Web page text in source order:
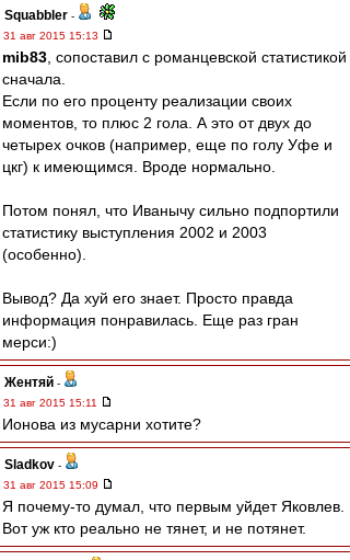
Squabbler -
31 авг 2015 15:13
mib83 , сопоставил с романцевской статистикой
сначала.
Если по его проценту реализации своих
моментов, то плюс 2 гола. А это от двух до
четырех очков (например, еще по голу Уфе и
цкг) к имеющимся. Вроде нормально.
Потом понял, что Иванычу сильно подпортили
статистику выступления 2002 и 2003
(особенно).
Вывод? Да хуй его знает. Просто правда
информация понравилась. Еще раз гран
мерси:)
Жентяй -
31 авг 2015 15:11
Ионова из мусарни хотите?
Sladkov -
31 авг 2015 15:09
Я почему-то думал, что первым уйдет Яковлев.
Вот уж кто реально не тянет, и не потянет.